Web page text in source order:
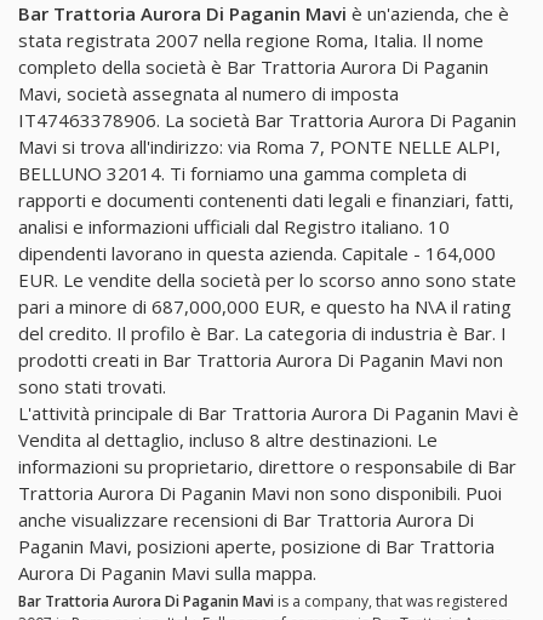
Bar Trattoria Aurora Di Paganin Mavi è un'azienda, che è
stata registrata 2007 nella regione Roma, Italia. Il nome
completo della società è Bar Trattoria Aurora Di Paganin
Mavi, società assegnata al numero di imposta
IT47463378906. La società Bar Trattoria Aurora Di Paganin
Mavi si trova all'indirizzo: via Roma 7, PONTE NELLE ALPI,
BELLUNO 32014. Ti forniamo una gamma completa di
rapporti e documenti contenenti dati legali e finanziari, fatti,
analisi e informazioni ufficiali dal Registro italiano. 10
dipendenti lavorano in questa azienda. Capitale - 164,000
EUR. Le vendite della società per lo scorso anno sono state
pari a minore di 687,000,000 EUR, e questo ha N\A il rating
del credito. Il profilo è Bar. La categoria di industria è Bar. I
prodotti creati in Bar Trattoria Aurora Di Paganin Mavi non
sono stati trovati.
L'attività principale di Bar Trattoria Aurora Di Paganin Mavi è
Vendita al dettaglio, incluso 8 altre destinazioni. Le
informazioni su proprietario, direttore o responsabile di Bar
Trattoria Aurora Di Paganin Mavi non sono disponibili. Puoi
anche visualizzare recensioni di Bar Trattoria Aurora Di
Paganin Mavi, posizioni aperte, posizione di Bar Trattoria
Aurora Di Paganin Mavi sulla mappa.
Bar Trattoria Aurora Di Paganin Mavi is a company, that was registered